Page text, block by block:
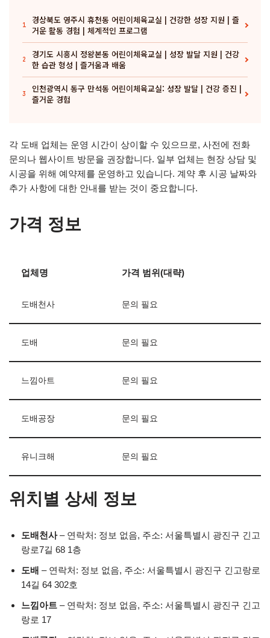
1
경상북도 영주시 휴천동 어린이체육교실 | 건강한 성장 지원 | 즐
거운 활동 경험 | 체계적인 프로그램
2
경기도 시흥시 정왕본동 어린이체육교실 | 성장 발달 지원 | 건강
한 습관 형성 | 즐거움과 배움
3
인천광역시 동구 만석동 어린이체육교실: 성장 발달 | 건강 증진 |
즐거운 경험
각 도배 업체는 운영 시간이 상이할 수 있으므로, 사전에 전화
문의나 웹사이트 방문을 권장합니다. 일부 업체는 현장 상담 및
시공을 위해 예약제를 운영하고 있습니다. 계약 후 시공 날짜와
추가 사항에 대한 안내를 받는 것이 중요합니다.
가격 정보
업체명 가격 범위(대략)
도배천사 문의 필요
도배 문의 필요
느낌아트 문의 필요
도배공장 문의 필요
유니크해 문의 필요
위치별 상세 정보
도배천사– 연락처: 정보 없음, 주소: 서울특별시 광진구 긴고
랑로7길 68 1층
도배 – 연락처: 정보 없음, 주소: 서울특별시 광진구 긴고랑로
14길 64 302호
느낌아트 – 연락처: 정보 없음, 주소: 서울특별시 광진구 긴고
랑로 17